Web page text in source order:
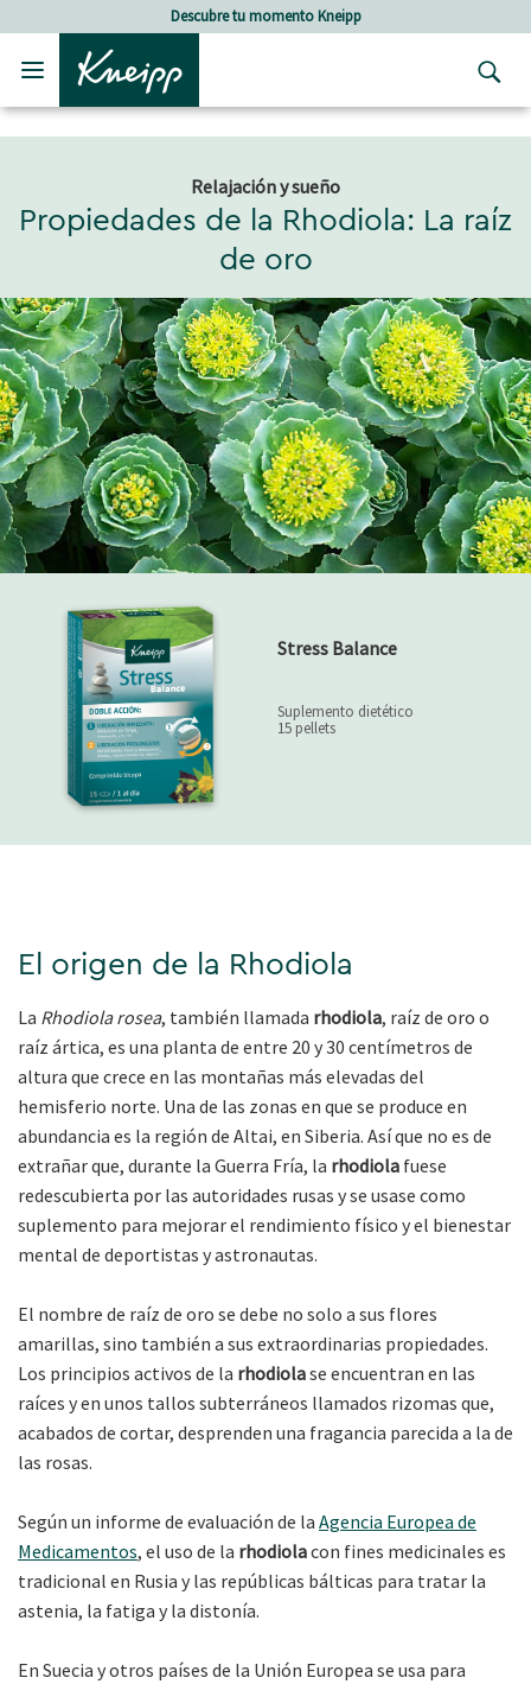
Skip to main content
Skip to footer contentDescubre tu momento Kneipp
Relajación y sueño
Propiedades de la Rhodiola: La raíz
de oro
Stress Balance
Suplemento dietético
15 pellets
El origen de la Rhodiola
La Rhodiola rosea, también llamada rhodiola, raíz de oro o
raíz ártica, es una planta de entre 20 y 30 centímetros de
altura que crece en las montañas más elevadas del
hemisferio norte. Una de las zonas en que se produce en
abundancia es la región de Altai, en Siberia. Así que no es de
extrañar que, durante la Guerra Fría, la rhodiola fuese
redescubierta por las autoridades rusas y se usase como
suplemento para mejorar el rendimiento físico y el bienestar
mental de deportistas y astronautas.
El nombre de raíz de oro se debe no solo a sus flores
amarillas, sino también a sus extraordinarias propiedades.
Los principios activos de la rhodiolase encuentran en las
raíces y en unos tallos subterráneos llamados rizomas que,
acabados de cortar, desprenden una fragancia parecida a la de
las rosas.
Según un informe de evaluación de la Agencia Europea de
Medicamentos, el uso de la rhodiolacon fines medicinales es
tradicional en Rusia y las repúblicas bálticas para tratar la
astenia, la fatiga y la distonía.
En Suecia y otros países de la Unión Europea se usa para